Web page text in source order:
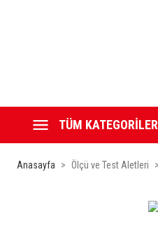
TÜM KATEGORİLER
Anasayfa Ölçü ve Test Aletleri